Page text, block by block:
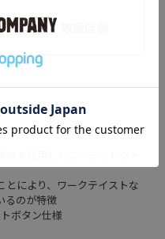
材を使用したフーデッドシャ
とにより、ワークテイストな
るのが特徴
ボタン仕様